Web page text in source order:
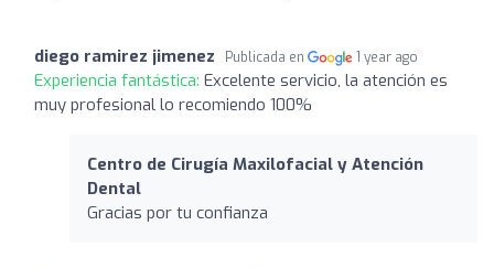
diego ramirez jimenez Publicada en 1 year ago
Experiencia fantástica: Excelente servicio, la atención es
muy profesional lo recomiendo 100%
Centro de Cirugía Maxilofacial y Atención
Dental
Gracias por tu confianza